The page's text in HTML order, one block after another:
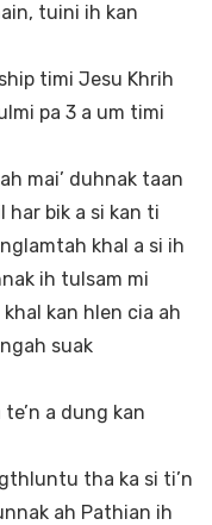
tuini ih kan
timi Jesu Khrih
pa 3 a um timi
mai’ duhnak taan
har bik a si kan ti
khal a si ih
ih tulsam mi
kan hlen cia ah
suak
a dung kan
tha ka si ti’n
ah Pathian ih